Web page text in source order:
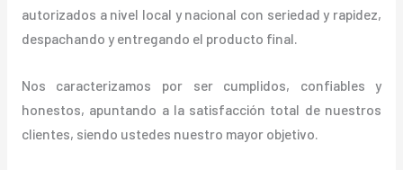
autorizados a nivel local y nacional con seriedad y rapidez,
despachando y entregando el producto final.
Nos caracterizamos por ser cumplidos, confiables y
honestos, apuntando a la satisfacción total de nuestros
clientes, siendo ustedes nuestro mayor objetivo.